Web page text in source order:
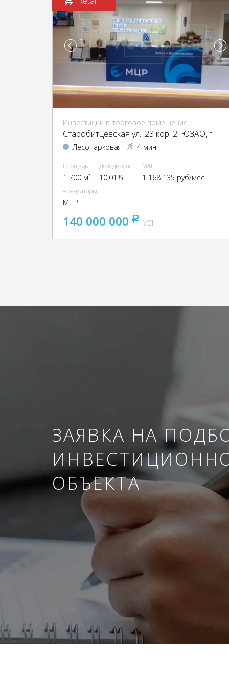
Инвестиции в торговое помещение
Старобитцевская ул., 23 кор. 2, ЮЗАО, г Москва, Старобитцевская ул., 23, кор. 2
Лесопарковая 4 мин
Площадь
1 700 м²
Доходность
10.01%
МАП
1 168 135 руб/мес
Арендаторы
МЦР
140 000 000 pуб
УСН
ЗАЯВКА НА
ОБЪЕКТА